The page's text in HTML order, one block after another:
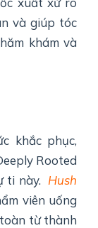
và giúp tóc
khám và
khắc phục,
Rooted
ti này. Hush
viên uống
từ thành